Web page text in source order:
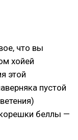
что вы
хойей
этой
пустой
корешки беллы —